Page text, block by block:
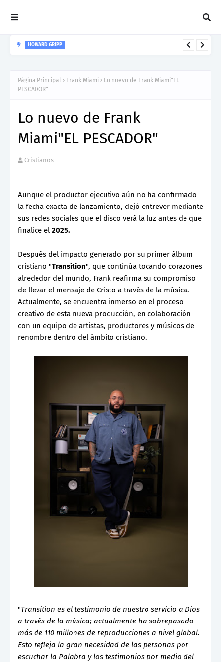
HOWARD GRIPP
Página Principal Frank Miami
Lo nuevo de Frank Miami"EL
PESCADOR"
Lo nuevo de Frank
Miami"EL PESCADOR"
Cristianos
Aunque el productor ejecutivo aún no ha confirmado
la fecha exacta de lanzamiento, dejó entrever mediante
sus redes sociales que el disco verá la luz antes de que
finalice el 2025.
Después del impacto generado por su primer álbum
cristiano "Transition", que continúa tocando corazones
alrededor del mundo, Frank reafirma su compromiso
de llevar el mensaje de Cristo a través de la música.
Actualmente, se encuentra inmerso en el proceso
creativo de esta nueva producción, en colaboración
con un equipo de artistas, productores y músicos de
renombre dentro del ámbito cristiano.
"Transition es el testimonio de nuestro servicio a Dios
a través de la música; actualmente ha sobrepasado
más de 110 millones de reproducciones a nivel global.
Esto refleja la gran necesidad de las personas por
escuchar la Palabra y los testimonios por medio del